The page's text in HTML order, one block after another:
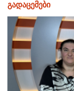
გადაცემები